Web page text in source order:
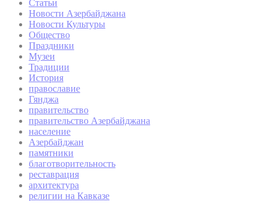
Статьи
Новости Азербайджана
Новости Культуры
Общество
Праздники
Музеи
Традиции
История
православие
Гянджа
правительство
правительство Азербайджана
население
Азербайджан
памятники
благотворительность
реставрация
архитектура
религии на Кавказе